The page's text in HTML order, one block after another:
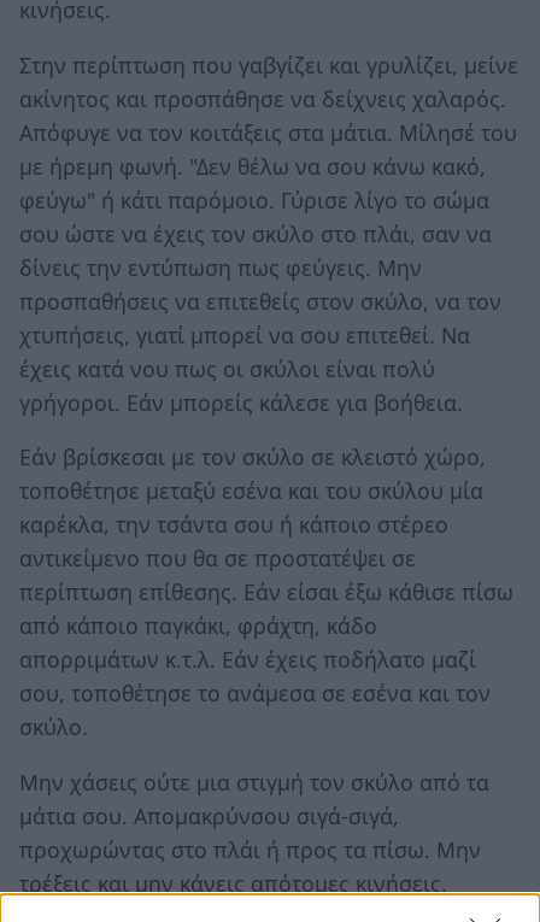
κινήσεις.
Στην περίπτωση που γαβγίζει και γρυλίζει, μείνε
ακίνητος και προσπάθησε να δείχνεις χαλαρός.
Απόφυγε να τον κοιτάξεις στα μάτια. Μίλησέ του
με ήρεμη φωνή. "Δεν θέλω να σου κάνω κακό,
φεύγω" ή κάτι παρόμοιο. Γύρισε λίγο το σώμα
σου ώστε να έχεις τον σκύλο στο πλάι, σαν να
δίνεις την εντύπωση πως φεύγεις. Μην
προσπαθήσεις να επιτεθείς στον σκύλο, να τον
χτυπήσεις, γιατί μπορεί να σου επιτεθεί. Να
έχεις κατά νου πως οι σκύλοι είναι πολύ
γρήγοροι. Εάν μπορείς κάλεσε για βοήθεια.
Εάν βρίσκεσαι με τον σκύλο σε κλειστό χώρο,
τοποθέτησε μεταξύ εσένα και του σκύλου μία
καρέκλα, την τσάντα σου ή κάποιο στέρεο
αντικείμενο που θα σε προστατέψει σε
περίπτωση επίθεσης. Εάν είσαι έξω κάθισε πίσω
από κάποιο παγκάκι, φράχτη, κάδο
απορριμάτων κ.τ.λ. Εάν έχεις ποδήλατο μαζί
σου, τοποθέτησε το ανάμεσα σε εσένα και τον
σκύλο.
Μην χάσεις ούτε μια στιγμή τον σκύλο από τα
μάτια σου. Απομακρύνσου σιγά-σιγά,
προχωρώντας στο πλάι ή προς τα πίσω. Μην
τρέξεις και μην κάνεις απότομες κινήσεις.